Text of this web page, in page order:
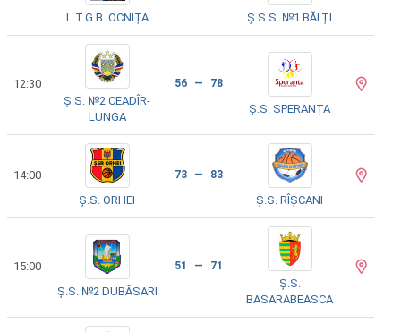
L.T.G.B. OCNIȚA
Ș.S.S. №1 BĂLȚI
12:30
Ș.S. №2 CEADÎR-
LUNGA
56 — 78
Ș.S. SPERANȚA
14:00
Ș.S. ORHEI
73 — 83
Ș.S. RÎȘCANI
15:00
Ș.S. №2 DUBĂSARI
51 — 71
Ș.S.
BASARABEASCA